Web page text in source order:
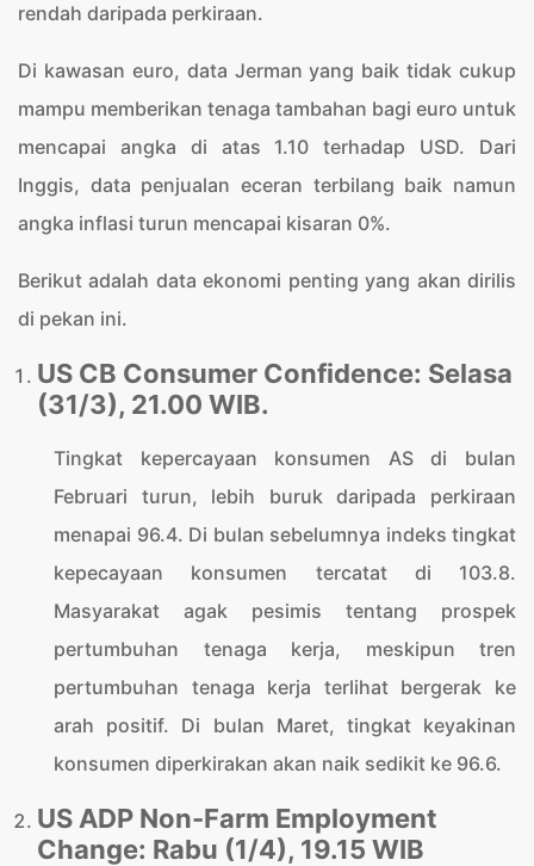
rendah daripada perkiraan.
Di kawasan euro, data Jerman yang baik tidak cukup
mampu memberikan tenaga tambahan bagi euro untuk
mencapai angka di atas 1.10 terhadap USD. Dari
Inggis, data penjualan eceran terbilang baik namun
angka inflasi turun mencapai kisaran 0%.
Berikut adalah data ekonomi penting yang akan dirilis
di pekan ini.
US CB Consumer Confidence: Selasa
(31/3), 21.00 WIB.
Tingkat kepercayaan konsumen AS di bulan
Februari turun, lebih buruk daripada perkiraan
menapai 96.4. Di bulan sebelumnya indeks tingkat
kepecayaan konsumen tercatat di 103.8.
Masyarakat agak pesimis tentang prospek
pertumbuhan tenaga kerja, meskipun tren
pertumbuhan tenaga kerja terlihat bergerak ke
arah positif. Di bulan Maret, tingkat keyakinan
konsumen diperkirakan akan naik sedikit ke 96.6.
US ADP Non-Farm Employment
Change: Rabu (1/4), 19.15 WIB